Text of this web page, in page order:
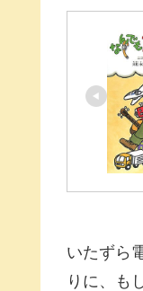
いたずら
りに、も